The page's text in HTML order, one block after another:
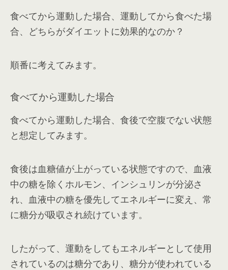
食べてから運動した場合、運動してから食べた場
合、どちらがダイエットに効果的なのか？
順番に考えてみます。
食べてから運動した場合
食べてから運動した場合、食後で空腹でない状態
と想定してみます。
食後は血糖値が上がっている状態ですので、血液
中の糖を除くホルモン、インシュリンが分泌さ
れ、血液中の糖を優先してエネルギーに変え、常
に糖分が吸収され続けています。
したがって、運動をしてもエネルギーとして使用
されているのは糖分であり、糖分が使われている